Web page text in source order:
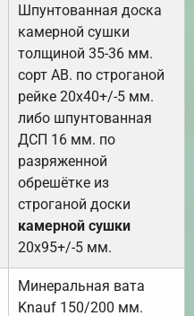
Шпунтованная доска
камерной сушки
толщиной 35-36 мм.
сорт АВ. по строганой
рейке 20х40+/-5 мм.
либо шпунтованная
ДСП 16 мм. по
разряженной
обрешётке из
строганой доски
камерной сушки
20х95+/-5 мм.
Минеральная вата
Knauf 150/200 мм.